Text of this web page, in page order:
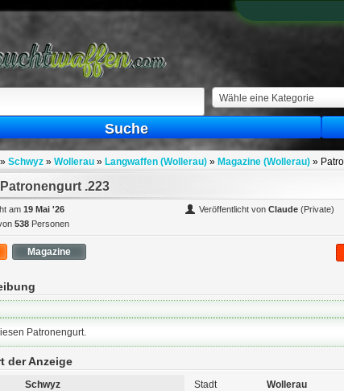
Wähle eine Kategorie
Suche
Schwyz» Wollerau» Langwaffen (Wollerau)» Magazine (Wollerau)»
.223
am19 Mai '26 Veröffentlicht vonClaude (Private)
538 Personen
Magazine
Patronengurt.
der Anzeige
Schwyz Stadt Wollerau